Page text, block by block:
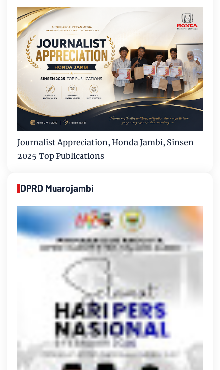
Journalist Appreciation, Honda Jambi, Sinsen
2025 Top Publications
DPRD Muarojambi